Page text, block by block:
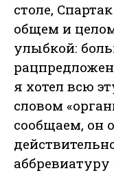
столе,
общем и
улыбкой:
я хотел всю
словом
сообщаем, он